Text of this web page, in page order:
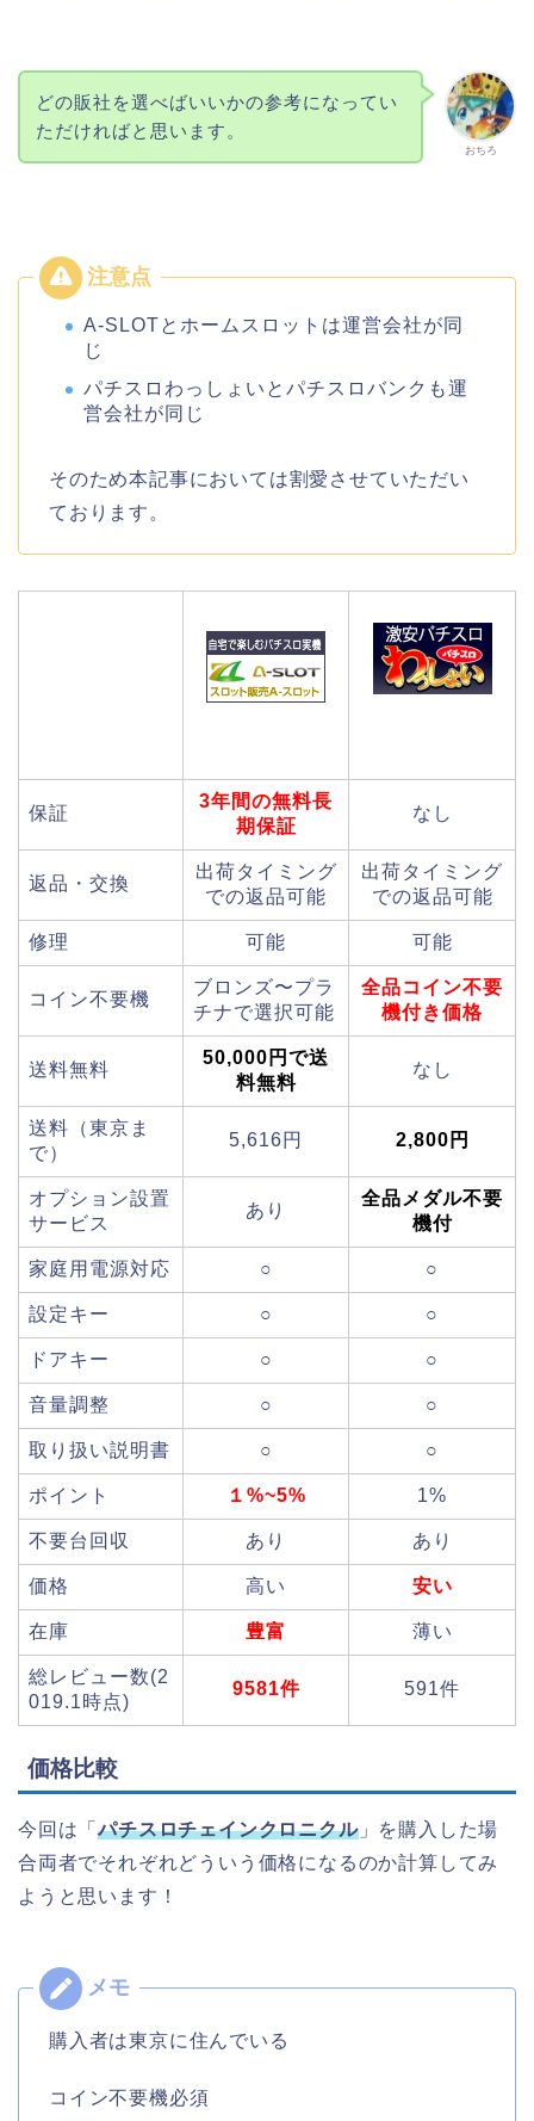
おちろ
どの販社を選べばいいかの参考になってい
ただければと思います。
A-SLOTとホームスロットは運営会社が同
じ
パチスロわっしょいとパチスロバンクも運
営会社が同じ
そのため本記事においては割愛させていただい
ております。
保証
3年間の無料長
期保証
なし
返品・交換
出荷タイミング
での返品可能
出荷タイミング
での返品可能
修理 可能 可能
コイン不要機
ブロンズ〜プラ
チナで選択可能
全品コイン不要
機付き価格
送料無料
50,000円で送
料無料
なし
送料（東京ま
で）
5,616円 2,800円
オプション設置
サービス
あり
全品メダル不要
機付
家庭用電源対応 ○ ○
設定キー ○ ○
ドアキー ○ ○
音量調整 ○ ○
取り扱い説明書 ○ ○
ポイント １%~5% 1%
不要台回収 あり あり
価格 高い 安い
在庫 豊富 薄い
総レビュー数(2
019.1時点)
9581件 591件
価格比較
今回は「パチスロチェインクロニクル」を購入した場
合両者でそれぞれどういう価格になるのか計算してみ
ようと思います！
購入者は東京に住んでいる
コイン不要機必須